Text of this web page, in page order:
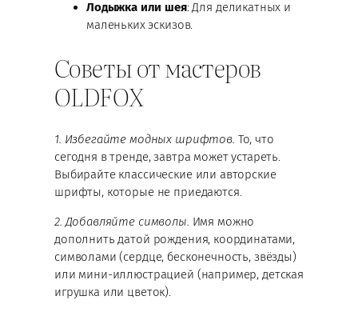
Лодыжка или шея: Для деликатных и
маленьких эскизов.
Советы от мастеров
OLDFOX
1. Избегайте модных шрифтов. То, что
сегодня в тренде, завтра может устареть.
Выбирайте классические или авторские
шрифты, которые не приедаются.
2. Добавляйте символы. Имя можно
дополнить датой рождения, координатами,
символами (сердце, бесконечность, звёзды)
или мини-иллюстрацией (например, детская
игрушка или цветок).